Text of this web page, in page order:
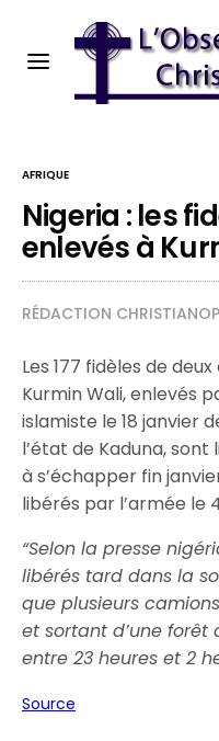
AFRIQUE
Nigeria : les
enlevés à
RÉDACTION
Les 177 fidèles de
Kurmin Wali, enlevés
islamiste le 18 janvier
l’état de Kaduna, sont
à s’échapper fin
libérés par l’armée le
“Selon la presse
libérés tard dans la
que plusieurs
et sortant d’une
entre 23 heures et 2
Source